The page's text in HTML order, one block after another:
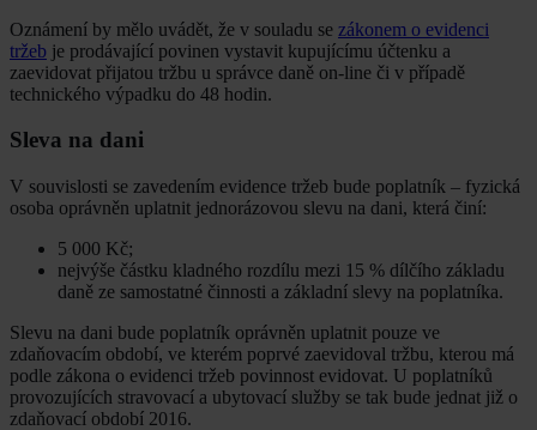
Oznámení by mělo uvádět, že v souladu se zákonem o evidenci
tržeb je prodávající povinen vystavit kupujícímu účtenku a
zaevidovat přijatou tržbu u správce daně on-line či v případě
technického výpadku do 48 hodin.
Sleva na dani
V souvislosti se zavedením evidence tržeb bude poplatník – fyzická
osoba oprávněn uplatnit jednorázovou slevu na dani, která činí:
5 000 Kč;
nejvýše částku kladného rozdílu mezi 15 % dílčího základu
daně ze samostatné činnosti a základní slevy na poplatníka.
Slevu na dani bude poplatník oprávněn uplatnit pouze ve
zdaňovacím období, ve kterém poprvé zaevidoval tržbu, kterou má
podle zákona o evidenci tržeb povinnost evidovat. U poplatníků
provozujících stravovací a ubytovací služby se tak bude jednat již o
zdaňovací období 2016.